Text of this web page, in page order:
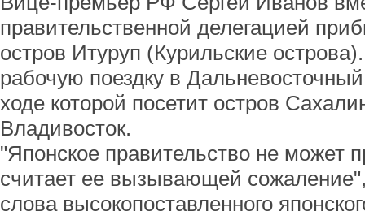
правительственной делегацией
остров Итуруп (Курильские
рабочую поездку в
ходе которой посетит остров
Владивосток.
"Японское правительство не может
считает ее вызывающей
слова высокопоставленного